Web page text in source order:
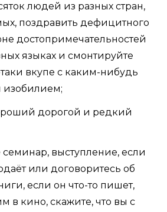
людей из разных стран,
поздравить дефицитного
достопримечательностей
языках и смонтируйте
вкупе с каким-нибудь
изобилием;
дорогой и редкий
семинар, выступление, если
или договоритесь об
если он что-то пишет,
в кино, скажите, что вы с